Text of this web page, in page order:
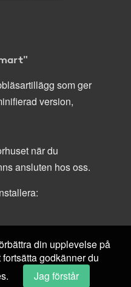
som ger
version,
när du
ansluten hos oss.
din upplevelse på
godkänner du
Jag förstår